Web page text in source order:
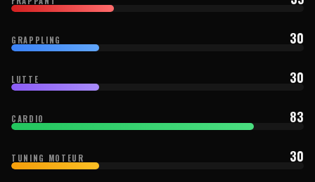
GRAPPLING 30
LUTTE 30
CARDIO 83
TUNING MOTEUR 30